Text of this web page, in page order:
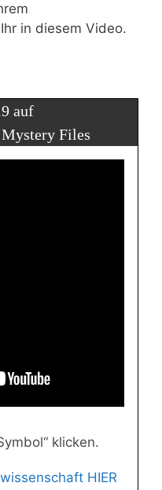
in diesem Video.
auf
Files
klicken.
HIER